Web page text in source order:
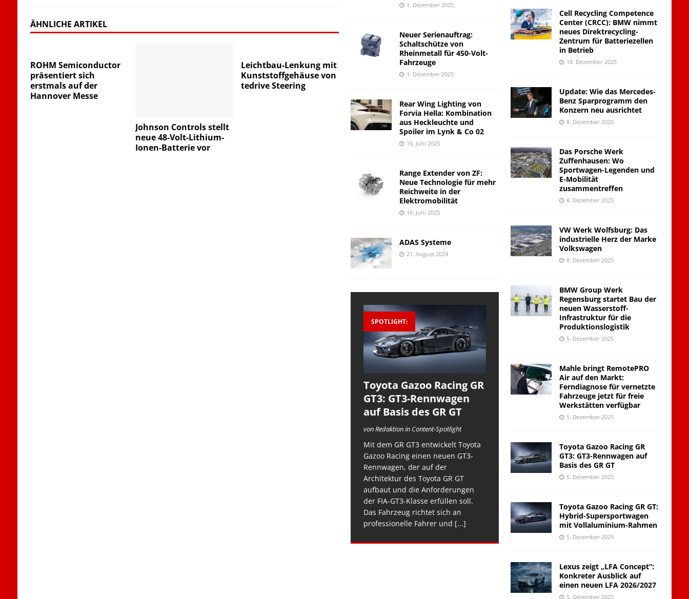
ÄHNLICHE ARTIKEL
ROHM Semiconductor
präsentiert sich
erstmals auf der
Hannover Messe
Johnson Controls stellt
neue 48-Volt-Lithium-
Ionen-Batterie vor
Leichtbau-Lenkung mit
Kunststoffgehäuse von
tedrive Steering
1. Dezember 2025
Neuer Serienauftrag:
Schaltschütze von
Rheinmetall für 450-Volt-
Fahrzeuge
1. Dezember 2025
Rear Wing Lighting von
Forvia Hella: Kombination
aus Heckleuchte und
Spoiler im Lynk & Co 02
16. Juni 2025
Range Extender von ZF:
Neue Technologie für mehr
Reichweite in der
Elektromobilität
16. Juni 2025
ADAS Systeme
21. August 2024
SPOTLIGHT:
Toyota Gazoo Racing GR
GT3: GT3-Rennwagen
auf Basis des GR GT
von Redaktion in Content-Spotlight
Mit dem GR GT3 entwickelt Toyota
Gazoo Racing einen neuen GT3-
Rennwagen, der auf der
Architektur des Toyota GR GT
aufbaut und die Anforderungen
der FIA-GT3-Klasse erfüllen soll.
Das Fahrzeug richtet sich an
professionelle Fahrer und [...]
Cell Recycling Competence
Center (CRCC): BMW nimmt
neues Direktrecycling-
Zentrum für Batteriezellen
in Betrieb
18. Dezember 2025
Update: Wie das Mercedes-
Benz Sparprogramm den
Konzern neu ausrichtet
8. Dezember 2025
Das Porsche Werk
Zuffenhausen: Wo
Sportwagen-Legenden und
E-Mobilität
zusammentreffen
8. Dezember 2025
VW Werk Wolfsburg: Das
industrielle Herz der Marke
Volkswagen
8. Dezember 2025
BMW Group Werk
Regensburg startet Bau der
neuen Wasserstoff-
Infrastruktur für die
Produktionslogistik
5. Dezember 2025
Mahle bringt RemotePRO
Air auf den Markt:
Ferndiagnose für vernetzte
Fahrzeuge jetzt für freie
Werkstätten verfügbar
5. Dezember 2025
Toyota Gazoo Racing GR
GT3: GT3-Rennwagen auf
Basis des GR GT
5. Dezember 2025
Toyota Gazoo Racing GR GT:
Hybrid-Supersportwagen
mit Vollaluminium-Rahmen
5. Dezember 2025
Lexus zeigt „LFA Concept“:
Konkreter Ausblick auf
einen neuen LFA 2026/2027
5. Dezember 2025